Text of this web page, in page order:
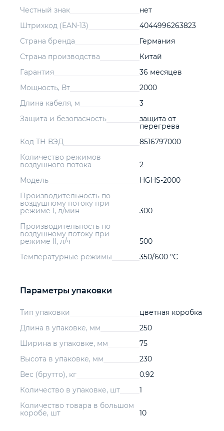
Честный знак
нет
Штрихкод (EAN-13)
4044996263823
Страна бренда
Германия
Страна производства
Китай
Гарантия
36 месяцев
Мощность, Вт
2000
Длина кабеля, м
3
Защита и безопасность
защита от
перегрева
Код ТН ВЭД
8516797000
Количество режимов
воздушного потока
2
Модель
HGHS-2000
Производительность по
воздушному потоку при
режиме I, л/мин
300
Производительность по
воздушному потоку при
режиме II, л/ч
500
Температурные режимы
350/600 °С
Параметры упаковки
Тип упаковки
цветная коробка
Длина в упаковке, мм
250
Ширина в упаковке, мм
75
Высота в упаковке, мм
230
Вес (брутто), кг
0.92
Количество в упаковке, шт
1
Количество товара в большом
коробе, шт
10